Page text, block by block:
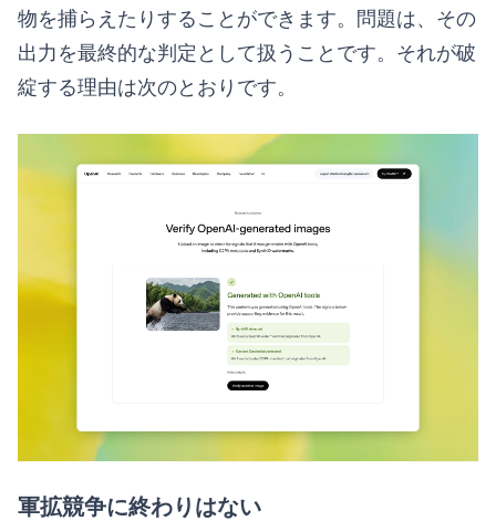
物を捕らえたりすることができます。問題は、その
出力を最終的な判定として扱うことです。それが破
綻する理由は次のとおりです。
軍拡競争に終わりはない